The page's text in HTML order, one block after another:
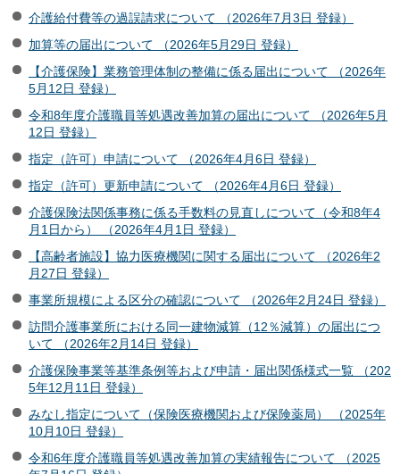
介護給付費等の過誤請求について （2026年7月3日 登録）
加算等の届出について （2026年5月29日 登録）
【介護保険】業務管理体制の整備に係る届出について （2026年
5月12日 登録）
令和8年度介護職員等処遇改善加算の届出について （2026年5月
12日 登録）
指定（許可）申請について （2026年4月6日 登録）
指定（許可）更新申請について （2026年4月6日 登録）
介護保険法関係事務に係る手数料の見直しについて（令和8年4
月1日から） （2026年4月1日 登録）
【高齢者施設】協力医療機関に関する届出について （2026年2
月27日 登録）
事業所規模による区分の確認について （2026年2月24日 登録）
訪問介護事業所における同一建物減算（12％減算）の届出につ
いて （2026年2月14日 登録）
介護保険事業等基準条例等および申請・届出関係様式一覧 （202
5年12月11日 登録）
みなし指定について（保険医療機関および保険薬局） （2025年
10月10日 登録）
令和6年度介護職員等処遇改善加算の実績報告について （2025